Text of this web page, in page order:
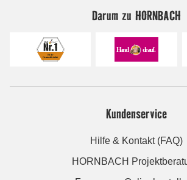
Darum zu HORNBACH
Kundenservice
Hilfe & Kontakt (FAQ)
HORNBACH